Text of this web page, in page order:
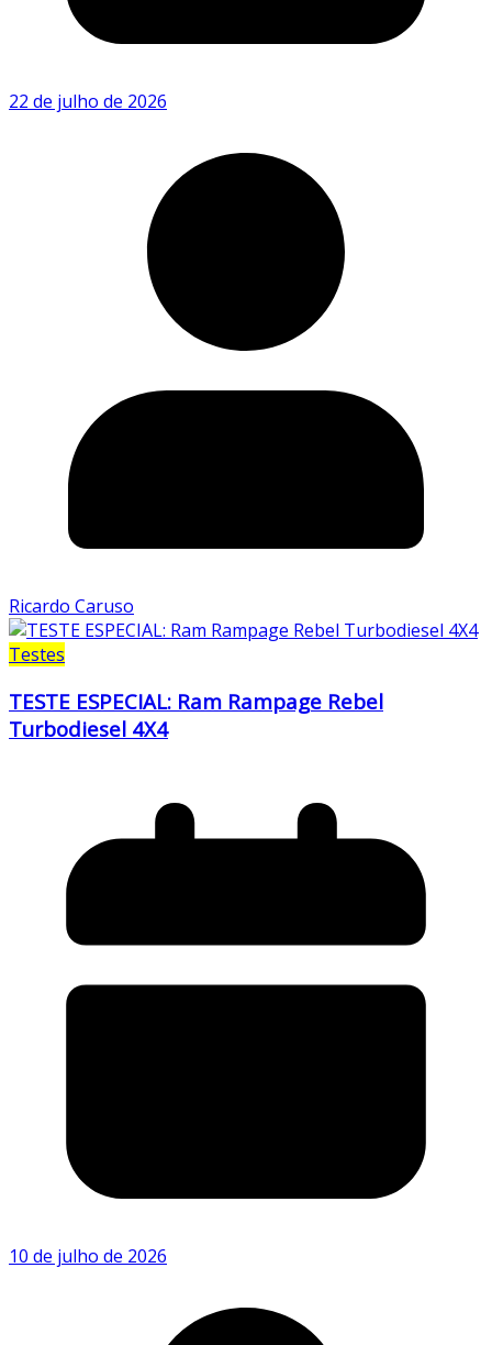
22 de julho de 2026
Ricardo Caruso
Testes
TESTE ESPECIAL: Ram Rampage Rebel
Turbodiesel 4X4
10 de julho de 2026